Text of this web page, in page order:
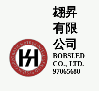
翃昇
有限
公司
BOBSLED
CO., LTD.
97065680